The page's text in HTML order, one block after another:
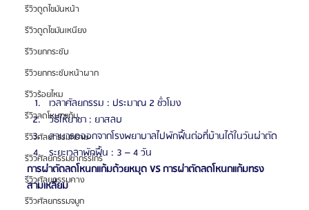
รีวิวดูดไขมันหน้า
รีวิวดูดไขมันเหนียง
รีวิวยกกระชับ
รีวิวยกกระชับหน้าผาก
รีวิวร้อยไหม
รีวิวลดโหนกแก้ม
รีวิวศัลยกรรมกราม
รีวิวศัลยกรรมขากรรไกร
รีวิวศัลยกรรมคาง
รีวิวศัลยกรรมจมูก
เวลาศัลยกรรม : ประมาณ 2 ชั่วโมง
วิธีให้ยาชา : ยาสลบ
สามารถออกจากโรงพยาบาลไปพักฟื้นต่อที่บ้านได้ในวันผ่าตัด
ระยะเวลาพักฟื้น : 3 – 4 วัน
การผ่าตัดลดโหนกแก้มด้วยหมุด VS การผ่าตัดลดโหนกแก้มทรง
สามเหลี่ยม